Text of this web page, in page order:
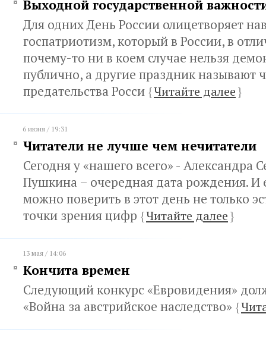
Выходной государственной
Для одних День России олицетворяет
госпатриотизм, который в России, в
почему-то ни в коем случае нельзя
публично, а другие праздник называют
предательства Росси {Читайте далее}
6 июня / 19:31
Читатели не лучше чем нечитатели
Сегодня у «нашего всего» - Александра
Пушкина – очередная дата рождения. И
можно поверить в этот день не только
точки зрения цифр {Читайте далее}
13 мая / 14:06
Кончита времен
Следующий конкурс «Евровидения»
«Война за австрийское наследство» {